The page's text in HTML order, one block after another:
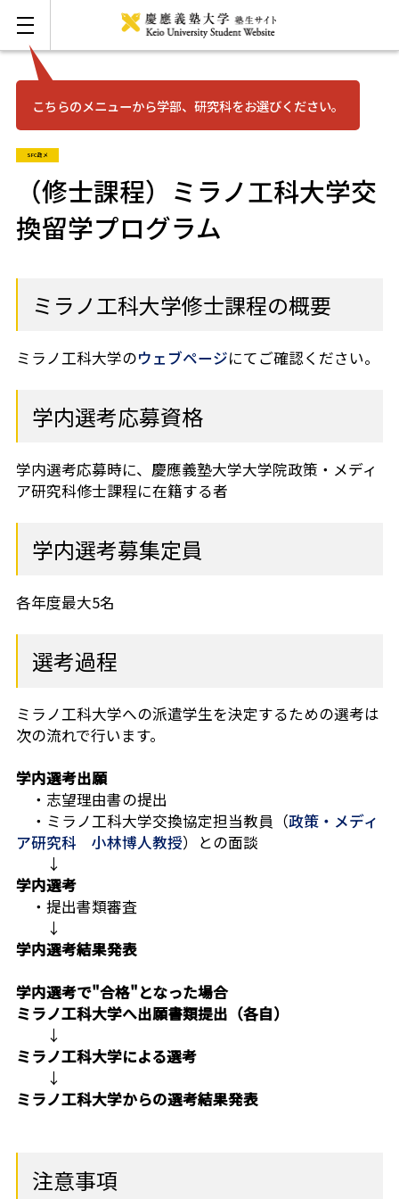
こちらのメニューから学部、研究科をお選びください。
お問い合わせ English
三田
日吉
湘南藤沢
矢上
信濃町
芝共立
SFC政メ
（修士課程）ミラノ工科大学交
換留学プログラム
ミラノ工科大学修士課程の概要
ミラノ工科大学のウェブページにてご確認ください。
学内選考応募資格
学内選考応募時に、慶應義塾大学大学院政策・メディ
ア研究科修士課程に在籍する者
学内選考募集定員
各年度最大5名
選考過程
ミラノ工科大学への派遣学生を決定するための選考は
次の流れで行います。
学内選考出願
・志望理由書の提出
・ミラノ工科大学交換協定担当教員（政策・メディ
ア研究科 小林博人教授）との面談
↓
学内選考
・提出書類審査
↓
学内選考結果発表
学内選考で"合格"となった場合
ミラノ工科大学へ出願書類提出（各自）
↓
ミラノ工科大学による選考
↓
ミラノ工科大学からの選考結果発表
注意事項